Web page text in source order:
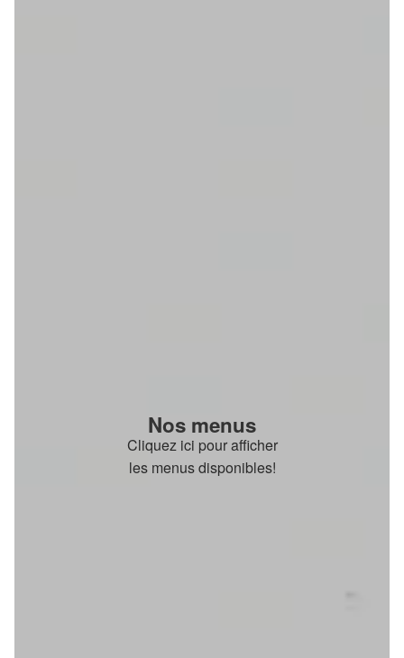
Nos menus
Cliquez ici pour afficher
les menus disponibles!